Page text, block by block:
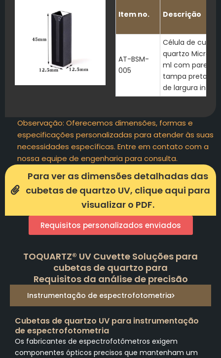
Item no. Descrição
AT-BSM-
005
Célula de
quartzo Micro
ml com
tampa pretas e
de largura
Observação: Oferecemos dimensões, formas e
especificações personalizadas para atender às suas
necessidades específicas. Entre em contato com a
nossa equipe de engenharia para consulta.
Para ver as dimensões detalhadas das
cubetas de quartzo UV, clique aqui para
visualizar o PDF.
Requisitos personalizados enviados
TOQUARTZ® UV Cuvette Soluções para
cubetas de quartzo para
Requisitos da análise de precisão
Instrumentação de espectrofotometria
Cubetas de quartzo UV para instrumentação
de espectrofotometria
Os fabricantes de espectrofotômetros exigem
componentes ópticos precisos que mantenham um